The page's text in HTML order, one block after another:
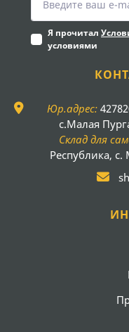
Я прочитал
условиями
Юр.адрес:
с.Малая
Склад для
Республика,